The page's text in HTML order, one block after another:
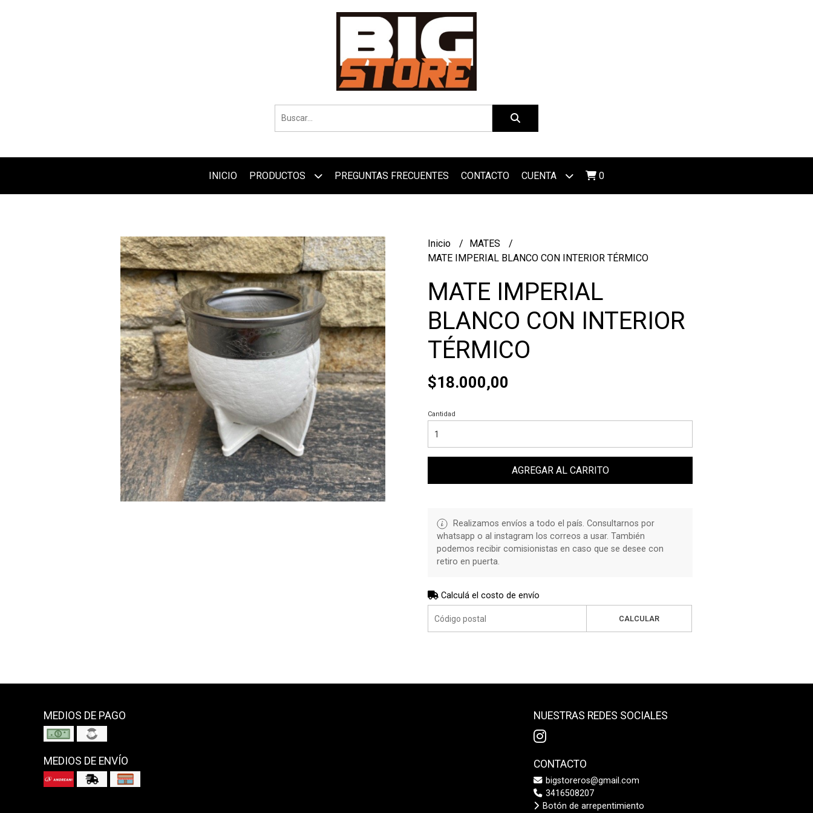
INICIO PRODUCTOS PREGUNTAS FRECUENTES CONTACTO CUENTA 0
Inicio
MATES
MATE IMPERIAL BLANCO CON INTERIOR TÉRMICO
MATE IMPERIAL
BLANCO CON INTERIOR
TÉRMICO
$18.000,00
Cantidad
AGREGAR AL CARRITO
Realizamos envíos a todo el país. Consultarnos por
whatsapp o al instagram los correos a usar. También
podemos recibir comisionistas en caso que se desee con
retiro en puerta.
Calculá el costo de envío
CALCULAR
MEDIOS DE PAGO
MEDIOS DE ENVÍO
NUESTRAS REDES SOCIALES
CONTACTO
bigstoreros@gmail.com
3416508207
Botón de arrepentimiento